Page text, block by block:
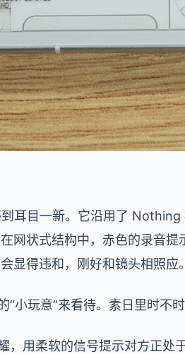
耳目一新。它沿用了 Nothing
网状式结构中，赤色的录音提
显得违和，刚好和镜头相照应。
小玩意”来看待。素日里时不
，用柔软的信号提示对方正处